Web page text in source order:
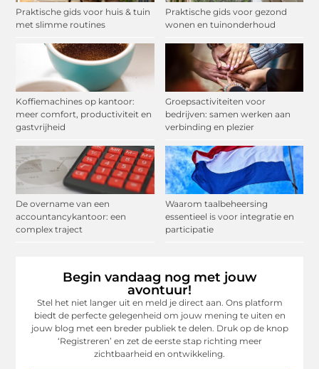
Praktische gids voor huis & tuin
met slimme routines
Praktische gids voor gezond
wonen en tuinonderhoud
Koffiemachines op kantoor:
meer comfort, productiviteit en
gastvrijheid
Groepsactiviteiten voor
bedrijven: samen werken aan
verbinding en plezier
De overname van een
accountancykantoor: een
complex traject
Waarom taalbeheersing
essentieel is voor integratie en
participatie
Begin vandaag nog met jouw
avontuur!
Stel het niet langer uit en meld je direct aan. Ons platform
biedt de perfecte gelegenheid om jouw mening te uiten en
jouw blog met een breder publiek te delen. Druk op de knop
‘Registreren’ en zet de eerste stap richting meer
zichtbaarheid en ontwikkeling.